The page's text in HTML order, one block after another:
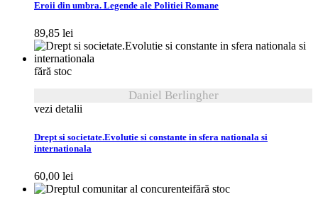
Eroii din umbra. Legende ale Politiei Romane
89,85 lei
fără stoc
Daniel Berlingher
vezi detalii
Drept si societate.Evolutie si constante in sfera nationala si
internationala
60,00 lei
fără stoc